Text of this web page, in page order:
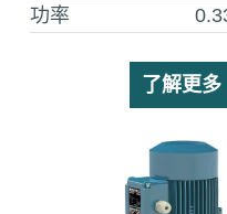
功率
了解更多